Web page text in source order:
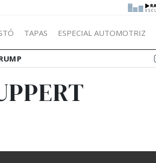
TAPAS ESPECIAL AUTOMOTRIZ